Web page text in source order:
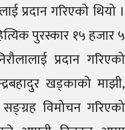
प्रदान गरिएको थियो ।
पुरस्कार १५ हजार ५
प्रदान गरिएको
खड्काको माझी,
विमोचन गरिएको